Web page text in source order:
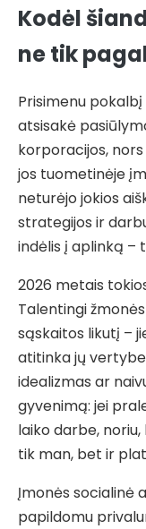
Kodėl
ne tik
Prisimenu
atsisakė
korporacijos,
jos tuometinėje
neturėjo jokios
strategijos ir
indėlis į aplinką –
2026 metais
Talentingi
sąskaitos likutį –
atitinka jų
idealizmas ar
gyvenimą: jei
laiko darbe,
tik man, bet ir
Įmonės socialinė
papildomu